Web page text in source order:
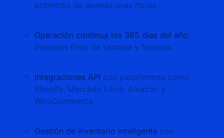
promedio de apenas unas horas.
Operación continua los 365 días del año,
incluidos fines de semana y festivos.
Integraciones API con plataformas como
Shopify, Mercado Libre, Amazon y
WooCommerce.
Gestión de inventario inteligente con